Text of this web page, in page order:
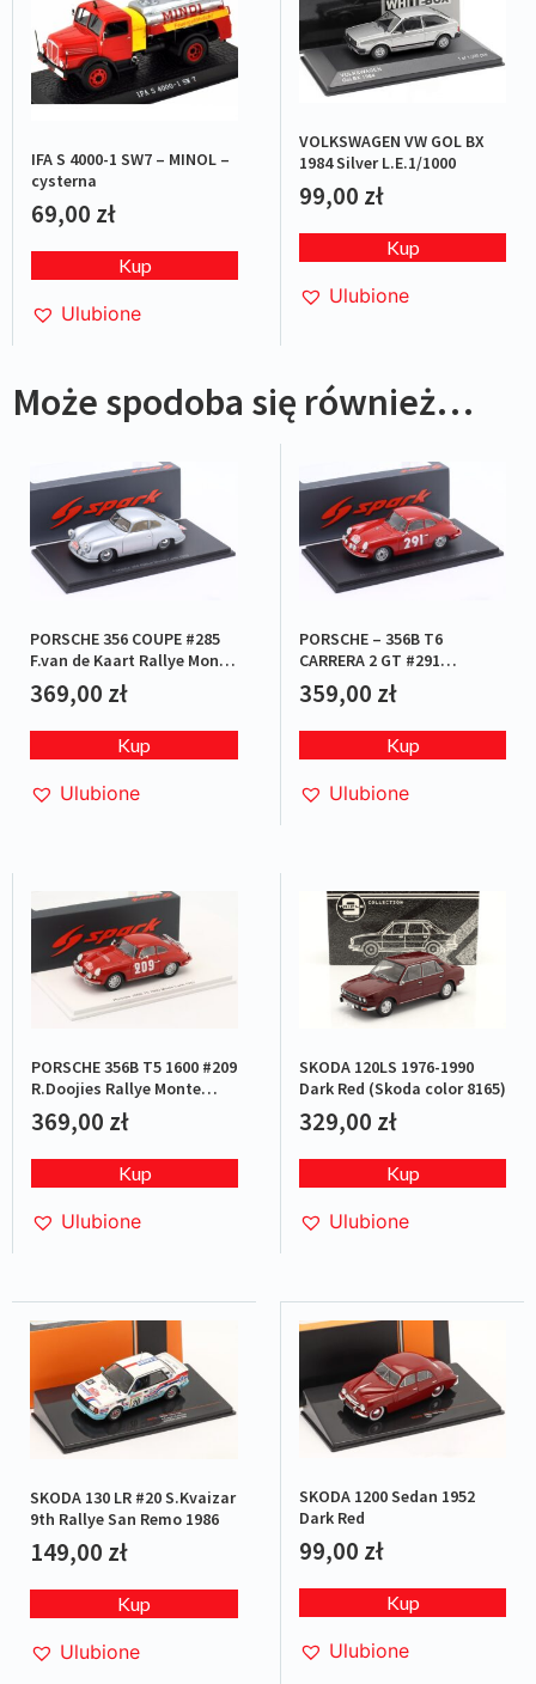
IFA S 4000-1 SW7 – MINOL –
cysterna
69,00 zł
Kup
Ulubione
VOLKSWAGEN VW GOL BX
1984 Silver L.E.1/1000
99,00 zł
Kup
Ulubione
Może spodoba się również…
PORSCHE 356 COUPE #285
F.van de Kaart Rallye Monte
Carlo 1952
369,00 zł
Kup
Ulubione
PORSCHE – 356B T6
CARRERA 2 GT #291
H.J.Walter Rallye Monte
Carlo 1963
359,00 zł
Kup
Ulubione
PORSCHE 356B T5 1600 #209
R.Doojies Rallye Monte
Carlo 1962
369,00 zł
Kup
Ulubione
SKODA 120LS 1976-1990
Dark Red (Skoda color 8165)
329,00 zł
Kup
Ulubione
SKODA 130 LR #20 S.Kvaizar
9th Rallye San Remo 1986
149,00 zł
Kup
Ulubione
SKODA 1200 Sedan 1952
Dark Red
99,00 zł
Kup
Ulubione